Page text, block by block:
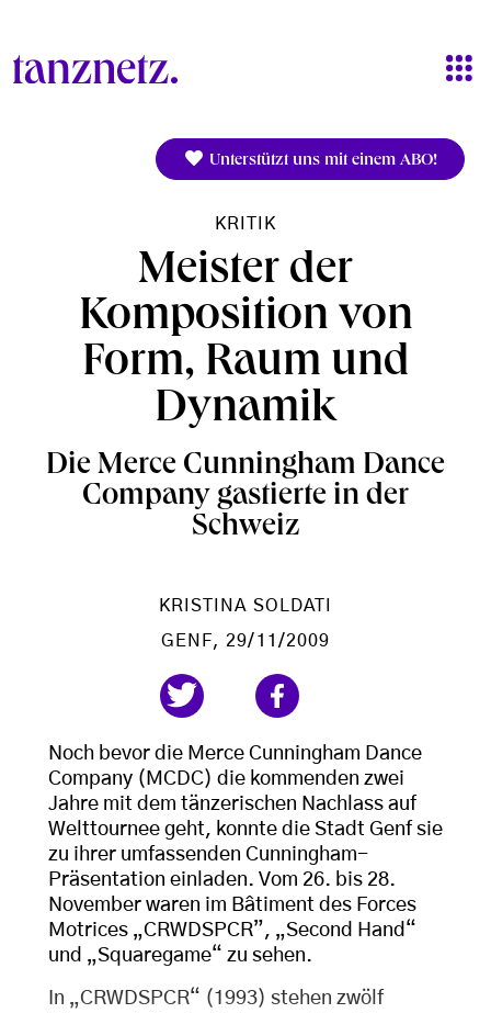
Unterstützt uns mit einem ABO!
KRITIK
Meister der
Komposition von
Form, Raum und
Dynamik
Die Merce Cunningham Dance
Company gastierte in der
Schweiz
KRISTINA SOLDATI
GENF, 29/11/2009
Noch bevor die Merce Cunningham Dance
Company (MCDC) die kommenden zwei
Jahre mit dem tänzerischen Nachlass auf
Welttournee geht, konnte die Stadt Genf sie
zu ihrer umfassenden Cunningham-
Präsentation einladen. Vom 26. bis 28.
November waren im Bâtiment des Forces
Motrices „CRWDSPCR”, „Second Hand“
und „Squaregame“ zu sehen.
In „CRWDSPCR“ (1993) stehen zwölf